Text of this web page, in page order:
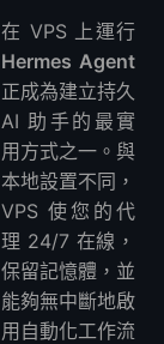
在 VPS 上運行
Hermes Agent
正成為建立持久
AI 助手的最實
用方式之一。與
本地設置不同，
VPS 使您的代
理 24/7 在線，
保留記憶體，並
能夠無中斷地啟
用自動化工作流